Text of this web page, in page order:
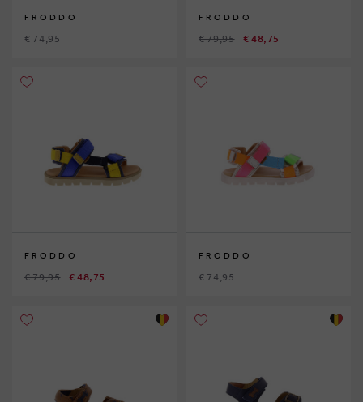
FRODDO
€ 74,95
FRODDO
€ 79,95 € 48,75
FRODDO
€ 79,95 € 48,75
FRODDO
€ 74,95